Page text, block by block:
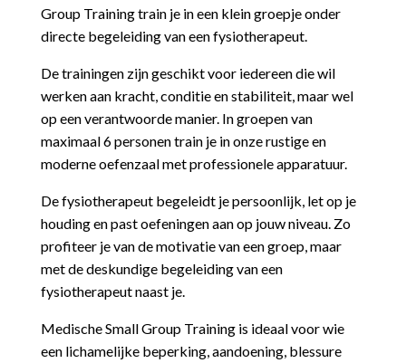
Group Training train je in een klein groepje onder
directe begeleiding van een fysiotherapeut.
De trainingen zijn geschikt voor iedereen die wil
werken aan kracht, conditie en stabiliteit, maar wel
op een verantwoorde manier. In groepen van
maximaal 6 personen train je in onze rustige en
moderne oefenzaal met professionele apparatuur.
De fysiotherapeut begeleidt je persoonlijk, let op je
houding en past oefeningen aan op jouw niveau. Zo
profiteer je van de motivatie van een groep, maar
met de deskundige begeleiding van een
fysiotherapeut naast je.
Medische Small Group Training is ideaal voor wie
een lichamelijke beperking, aandoening, blessure